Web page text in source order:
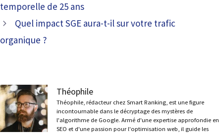
temporelle de 25 ans
Quel impact SGE aura-t-il sur votre trafic
organique ?
Théophile
Théophile, rédacteur chez Smart Ranking, est une figure
incontournable dans le décryptage des mystères de
l'algorithme de Google. Armé d'une expertise approfondie en
SEO et d'une passion pour l'optimisation web, il guide les